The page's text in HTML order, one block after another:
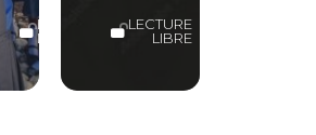
LECTURE
LIBRE
LECTURE
LIBRE